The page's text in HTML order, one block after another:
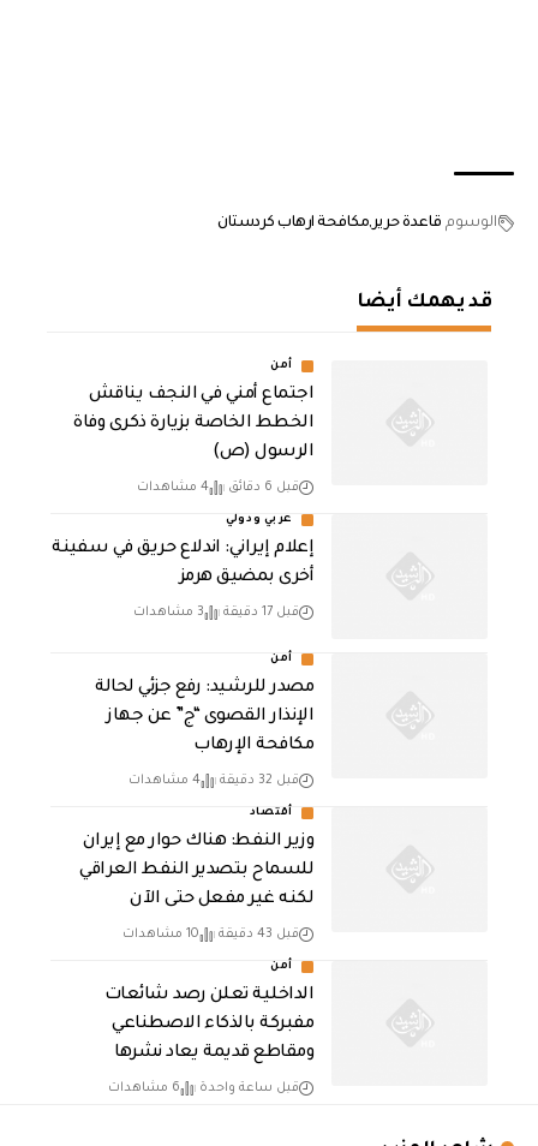
الوسوم قاعدة حريرمكافحة ارهاب كردستان
قد يهمك أيضا
أمن
اجتماع أمني في النجف يناقش
الخطط الخاصة بزيارة ذكرى وفاة
الرسول (ص)
قبل 6 دقائق 4 مشاهدات
عربي ودولي
إعلام إيراني: اندلاع حريق في سفينة
أخرى بمضيق هرمز
قبل 17 دقيقة 3 مشاهدات
أمن
مصدر للرشيد: رفع جزئي لحالة
الإنذار القصوى “ج” عن جهاز
مكافحة الإرهاب
قبل 32 دقيقة 4 مشاهدات
أقتصاد
وزير النفط: هناك حوار مع إيران
للسماح بتصدير النفط العراقي
لكنه غير مفعل حتى الآن
قبل 43 دقيقة 10 مشاهدات
أمن
الداخلية تعلن رصد شائعات
مفبركة بالذكاء الاصطناعي
ومقاطع قديمة يعاد نشرها
قبل ساعة واحدة 6 مشاهدات